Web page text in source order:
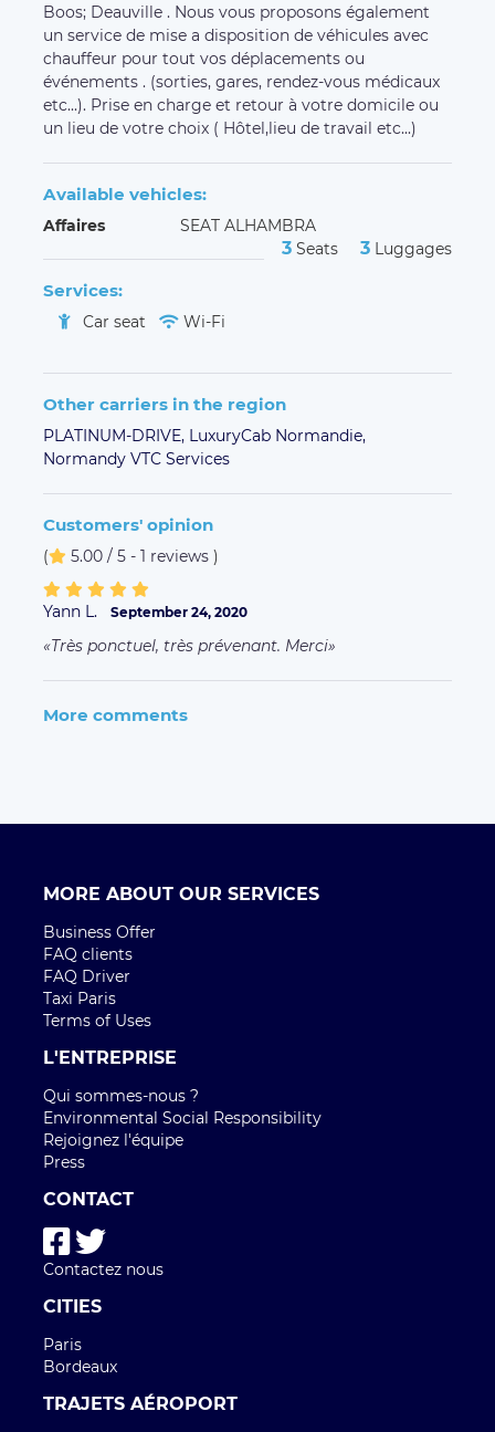
Boos; Deauville . Nous vous proposons également
un service de mise a disposition de véhicules avec
chauffeur pour tout vos déplacements ou
événements . (sorties, gares, rendez-vous médicaux
etc...). Prise en charge et retour à votre domicile ou
un lieu de votre choix ( Hôtel,lieu de travail etc...)
Available vehicles:
Affaires SEAT ALHAMBRA
3 Seats 3 Luggages
Services:
Car seat Wi-Fi
Other carriers in the region
PLATINUM-DRIVE, LuxuryCab Normandie,
Normandy VTC Services
Customers' opinion
( 5.00 / 5 - 1 reviews )
Yann L. September 24, 2020
Très ponctuel, très prévenant. Merci
More comments
MORE ABOUT OUR SERVICES
Business Offer
FAQ clients
FAQ Driver
Taxi Paris
Terms of Uses
L'ENTREPRISE
Qui sommes-nous ?
Environmental Social Responsibility
Rejoignez l'équipe
Press
CONTACT
Contactez nous
CITIES
Paris
Bordeaux
TRAJETS AÉROPORT